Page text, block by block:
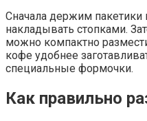
Сначала держим пакетики
накладывать стопками.
можно компактно
кофе удобнее
специальные формочки.
Как правильно